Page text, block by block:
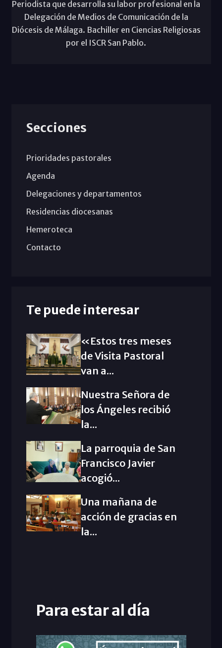
Periodista que desarrolla su labor profesional en la
Delegación de Medios de Comunicación de la
Diócesis de Málaga. Bachiller en Ciencias Religiosas
por el ISCR San Pablo.
Secciones
Prioridades pastorales
Agenda
Delegaciones y departamentos
Residencias diocesanas
Hemeroteca
Contacto
Te puede interesar
«Estos tres meses
de Visita Pastoral
van a...
Nuestra Señora de
los Ángeles recibió
la...
La parroquia de San
Francisco Javier
acogió...
Una mañana de
acción de gracias en
la...
Para estar al día